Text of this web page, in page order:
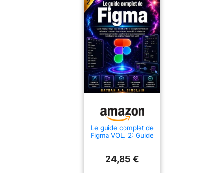
Le guide complet de
Figma VOL. 2: Guide
conception
d'interfaces
24,85 €